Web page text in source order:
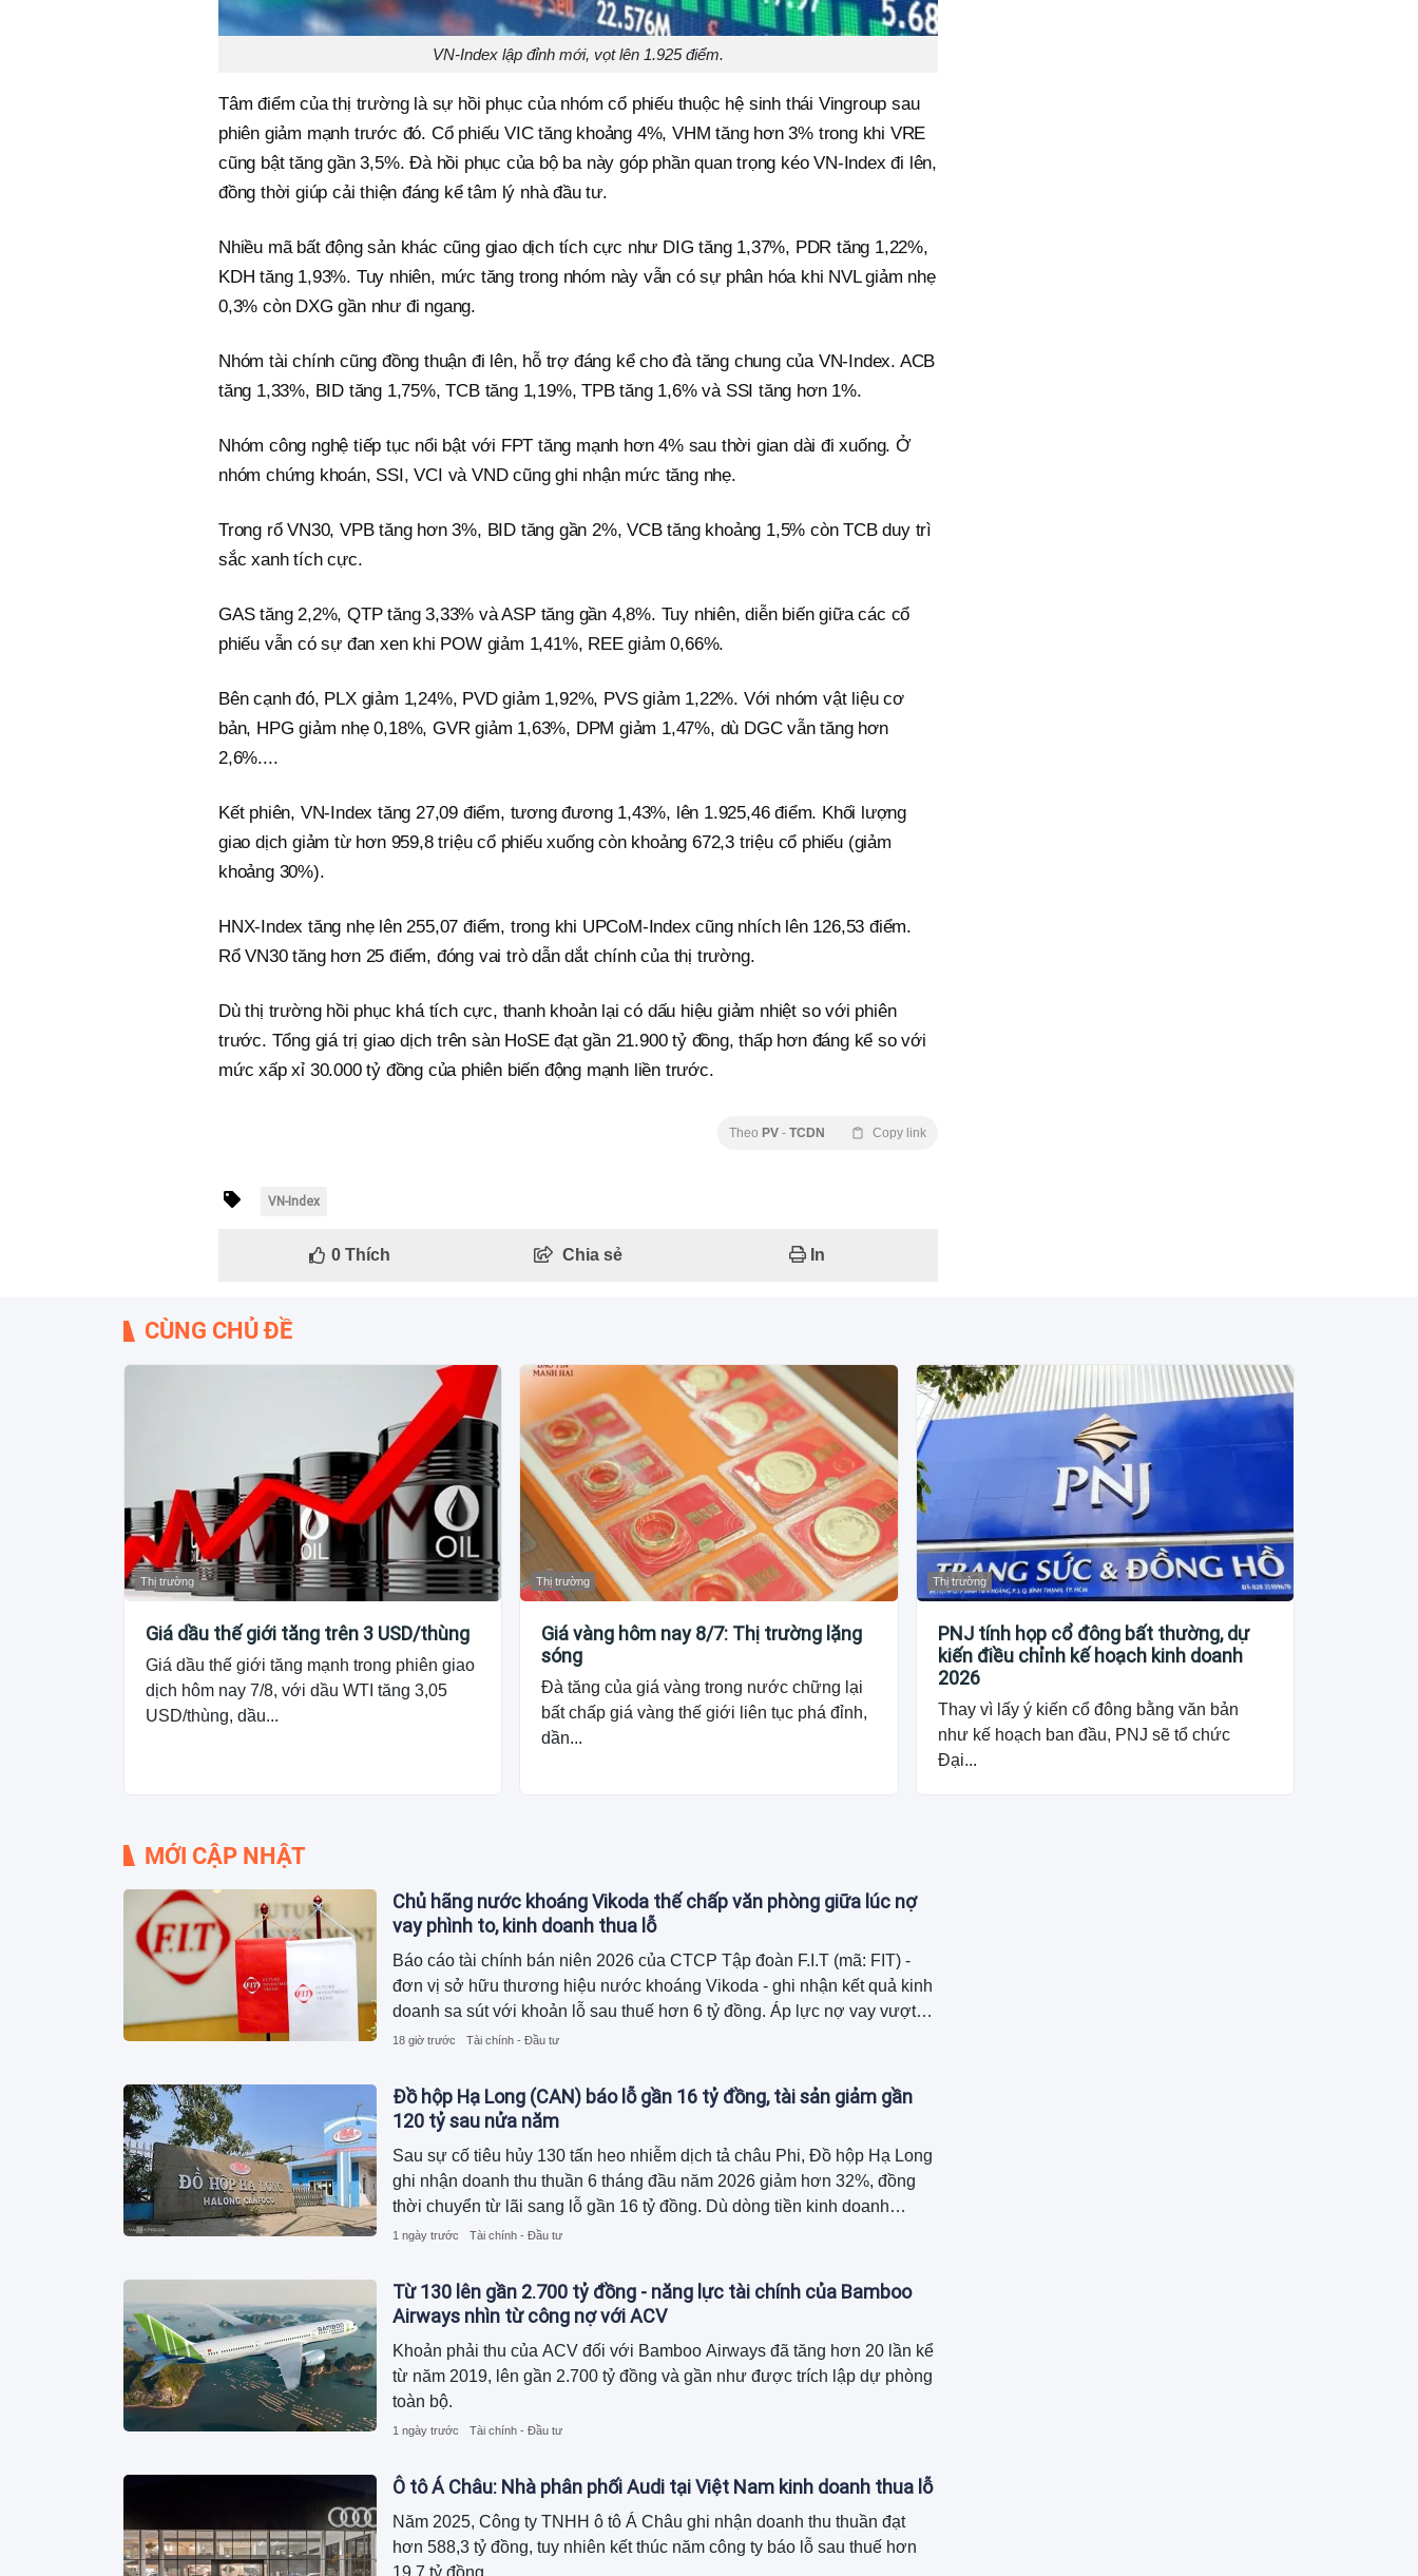
VN-Index lập đỉnh mới, vọt lên 1.925 điểm.
Tâm điểm của thị trường là sự hồi phục của nhóm cổ phiếu thuộc hệ sinh thái Vingroup sau
phiên giảm mạnh trước đó. Cổ phiếu VIC tăng khoảng 4%, VHM tăng hơn 3% trong khi VRE
cũng bật tăng gần 3,5%. Đà hồi phục của bộ ba này góp phần quan trọng kéo VN-Index đi lên,
đồng thời giúp cải thiện đáng kể tâm lý nhà đầu tư.
Nhiều mã bất động sản khác cũng giao dịch tích cực như DIG tăng 1,37%, PDR tăng 1,22%,
KDH tăng 1,93%. Tuy nhiên, mức tăng trong nhóm này vẫn có sự phân hóa khi NVL giảm nhẹ
0,3% còn DXG gần như đi ngang.
Nhóm tài chính cũng đồng thuận đi lên, hỗ trợ đáng kể cho đà tăng chung của VN-Index. ACB
tăng 1,33%, BID tăng 1,75%, TCB tăng 1,19%, TPB tăng 1,6% và SSI tăng hơn 1%.
Nhóm công nghệ tiếp tục nổi bật với FPT tăng mạnh hơn 4% sau thời gian dài đi xuống. Ở
nhóm chứng khoán, SSI, VCI và VND cũng ghi nhận mức tăng nhẹ.
Trong rổ VN30, VPB tăng hơn 3%, BID tăng gần 2%, VCB tăng khoảng 1,5% còn TCB duy trì
sắc xanh tích cực.
GAS tăng 2,2%, QTP tăng 3,33% và ASP tăng gần 4,8%. Tuy nhiên, diễn biến giữa các cổ
phiếu vẫn có sự đan xen khi POW giảm 1,41%, REE giảm 0,66%.
Bên cạnh đó, PLX giảm 1,24%, PVD giảm 1,92%, PVS giảm 1,22%. Với nhóm vật liệu cơ
bản, HPG giảm nhẹ 0,18%, GVR giảm 1,63%, DPM giảm 1,47%, dù DGC vẫn tăng hơn
2,6%....
Kết phiên, VN-Index tăng 27,09 điểm, tương đương 1,43%, lên 1.925,46 điểm. Khối lượng
giao dịch giảm từ hơn 959,8 triệu cổ phiếu xuống còn khoảng 672,3 triệu cổ phiếu (giảm
khoảng 30%).
HNX-Index tăng nhẹ lên 255,07 điểm, trong khi UPCoM-Index cũng nhích lên 126,53 điểm.
Rổ VN30 tăng hơn 25 điểm, đóng vai trò dẫn dắt chính của thị trường.
Dù thị trường hồi phục khá tích cực, thanh khoản lại có dấu hiệu giảm nhiệt so với phiên
trước. Tổng giá trị giao dịch trên sàn HoSE đạt gần 21.900 tỷ đồng, thấp hơn đáng kể so với
mức xấp xỉ 30.000 tỷ đồng của phiên biến động mạnh liền trước.
Theo PV - TCDN Copy link
VN-Index
0Thích Chia sẻ In
CÙNG CHỦ ĐỀ
Thị trường
Giá dầu thế giới tăng trên 3 USD/thùng
Giá dầu thế giới tăng mạnh trong phiên giao
dịch hôm nay 7/8, với dầu WTI tăng 3,05
USD/thùng, dầu...
Thị trường
Giá vàng hôm nay 8/7: Thị trường lặng
sóng
Đà tăng của giá vàng trong nước chững lại
bất chấp giá vàng thế giới liên tục phá đỉnh,
dần...
Thị trường
PNJ tính họp cổ đông bất thường, dự
kiến điều chỉnh kế hoạch kinh doanh
2026
Thay vì lấy ý kiến cổ đông bằng văn bản
như kế hoạch ban đầu, PNJ sẽ tổ chức
Đại...
MỚI CẬP NHẬT
Chủ hãng nước khoáng Vikoda thế chấp văn phòng giữa lúc nợ
vay phình to, kinh doanh thua lỗ
Báo cáo tài chính bán niên 2026 của CTCP Tập đoàn F.I.T (mã: FIT) -
đơn vị sở hữu thương hiệu nước khoáng Vikoda - ghi nhận kết quả kinh
doanh sa sút với khoản lỗ sau thuế hơn 6 tỷ đồng. Áp lực nợ vay vượt
2.600 tỷ đồng cùng dòng tiền kinh doanh âm nặng buộc doanh nghiệp
khoản vay của công ty con.
18 giờ trước Tài chính - Đầu tư
Đồ hộp Hạ Long (CAN) báo lỗ gần 16 tỷ đồng, tài sản giảm gần
120 tỷ sau nửa năm
Sau sự cố tiêu hủy 130 tấn heo nhiễm dịch tả châu Phi, Đồ hộp Hạ Long
ghi nhận doanh thu thuần 6 tháng đầu năm 2026 giảm hơn 32%, đồng
thời chuyển từ lãi sang lỗ gần 16 tỷ đồng. Dù dòng tiền kinh doanh
dương, nguồn tiền chủ yếu đến từ thu hồi công nợ và giảm hàng tồn kho,
1 ngày trước Tài chính - Đầu tư
Từ 130 lên gần 2.700 tỷ đồng - năng lực tài chính của Bamboo
Airways nhìn từ công nợ với ACV
Khoản phải thu của ACV đối với Bamboo Airways đã tăng hơn 20 lần kể
từ năm 2019, lên gần 2.700 tỷ đồng và gần như được trích lập dự phòng
toàn bộ.
1 ngày trước Tài chính - Đầu tư
Ô tô Á Châu: Nhà phân phối Audi tại Việt Nam kinh doanh thua lỗ
Năm 2025, Công ty TNHH ô tô Á Châu ghi nhận doanh thu thuần đạt
hơn 588,3 tỷ đồng, tuy nhiên kết thúc năm công ty báo lỗ sau thuế hơn
19,7 tỷ đồng.